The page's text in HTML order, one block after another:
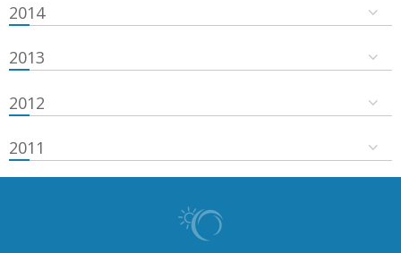
2014
2013
2012
2011